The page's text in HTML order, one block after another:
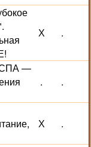
Х .
СПА —
. .
Х .